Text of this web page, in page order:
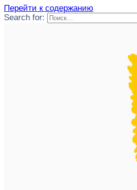
Перейти к содержанию
Search for: